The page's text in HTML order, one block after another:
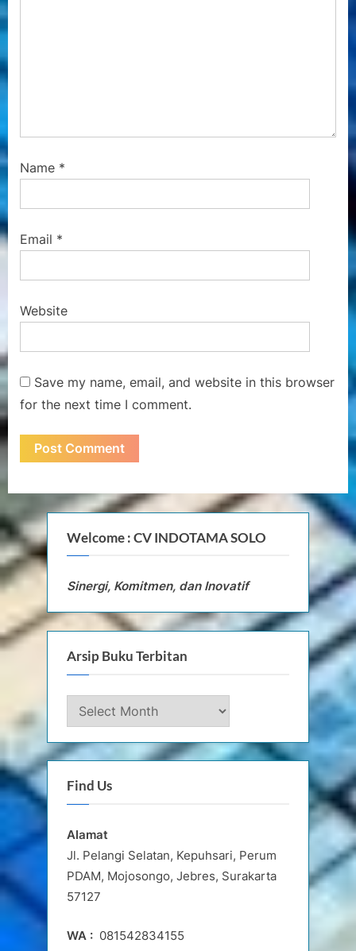
Name *
Email *
Website
Save my name, email, and website in this browser
for the next time I comment.
Welcome : CV INDOTAMA SOLO
Sinergi, Komitmen, dan Inovatif
Arsip Buku Terbitan
Arsip
Buku
Terbitan
Find Us
Alamat
Jl. Pelangi Selatan, Kepuhsari, Perum
PDAM, Mojosongo, Jebres, Surakarta
57127
WA : 081542834155